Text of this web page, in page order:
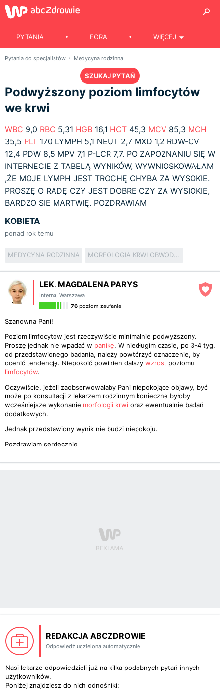
PYTANIA FORA WIĘCEJ
Pytania do specjalistów Medycyna rodzinna
SZUKAJ PYTAŃ
Podwyższony poziom limfocytów
we krwi
WBC 9,0 RBC 5,31 HGB 16,1 HCT 45,3 MCV 85,3 MCH
35,5 PLT 170 LYMPH 5,1 NEUT 2,7 MXD 1,2 RDW-CV
12,4 PDW 8,5 MPV 7,1 P-LCR 7,7. PO ZAPOZNANIU SIĘ W
INTERNECIE Z TABELĄ WYNIKÓW, WYWNIOSKOWAŁAM
,ŻE MOJE LYMPH JEST TROCHĘ CHYBA ZA WYSOKIE.
PROSZĘ O RADĘ CZY JEST DOBRE CZY ZA WYSIOKIE,
BARDZO SIE MARTWIĘ. POZDRAWIAM
KOBIETA
ponad rok temu
MEDYCYNA RODZINNA MORFOLOGIA KRWI OBWODOWEJ
LEK. MAGDALENA PARYS
Interna, Warszawa
76 poziom zaufania
Szanowna Pani!
Poziom limfocytów jest rzeczywiście minimalnie podwyższony.
Proszę jednak nie wpadać w panikę. W niedługim czasie, po 3-4 tyg.
od przedstawionego badania, należy powtórzyć oznaczenie, by
ocenić tendencję. Niepokoić powinien dalszy wzrost poziomu
limfocytów.
Oczywiście, jeżeli zaobserwowałaby Pani niepokojące objawy, być
może po konsultacji z lekarzem rodzinnym konieczne byłoby
wcześniejsze wykonanie morfologii krwi oraz ewentualnie badań
dodatkowych.
Jednak przedstawiony wynik nie budzi niepokoju.
Pozdrawiam serdecznie
REDAKCJA ABCZDROWIE
Odpowiedź udzielona automatycznie
Nasi lekarze odpowiedzieli już na kilka podobnych pytań innych
użytkowników.
Poniżej znajdziesz do nich odnośniki: